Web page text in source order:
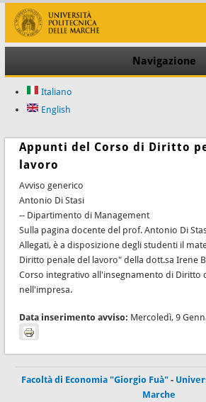
Navigazione
Italiano
English
Appunti del Corso di Diritto
lavoro
Avviso generico
Antonio Di Stasi
-- Dipartimento di Management
Sulla pagina docente del prof. Antonio Di
Allegati, è a disposizione degli studenti il
Diritto penale del lavoro" della dott.sa Irene
Corso integrativo all'insegnamento di Diritto
nell'impresa.
Data inserimento avviso: Mercoledì, 9
Facoltà di Economia "Giorgio Fuà" -
Marche